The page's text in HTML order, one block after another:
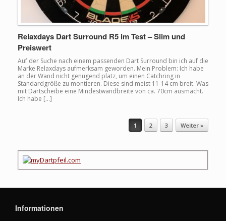
Relaxdays Dart Surround R5 im Test – Slim und
Preiswert
Auf der Suche nach einem passenden Dart Surround bin ich auf die
Marke Relaxdays aufmerksam geworden. Mein Problem: Ich habe
an der Wand nicht genügend platz, um einen Catchring in
Standardgröße zu montieren. Diese sind meist 11-14 cm breit. Was
mit Dartscheibe eine Mindestwandbreite von ca. 70cm ausmacht.
Ich habe […]
1 2 3 Weiter »
Informationen